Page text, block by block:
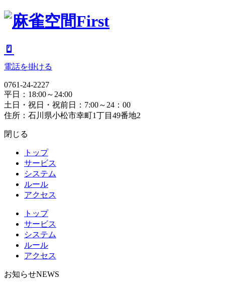
電話を掛ける
0761-24-2227
平日：18:00～24:00
土日・祝日・祝前日：7:00～24：00
住所：石川県小松市幸町1丁目49番地2
閉じる
トップ
サービス
システム
ルール
アクセス
トップ
サービス
システム
ルール
アクセス
お知らせNEWS